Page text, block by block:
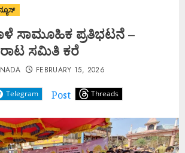
ಸಾಮೂಹಿಕ ಪ್ರತಿಭಟನೆ –
ಸಮಿತಿ ಕರೆ
Telegram Post Threads
FEBRUARY 15, 2026